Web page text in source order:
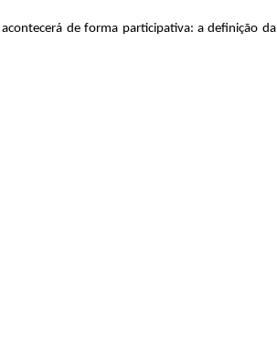
de forma participativa: a definição